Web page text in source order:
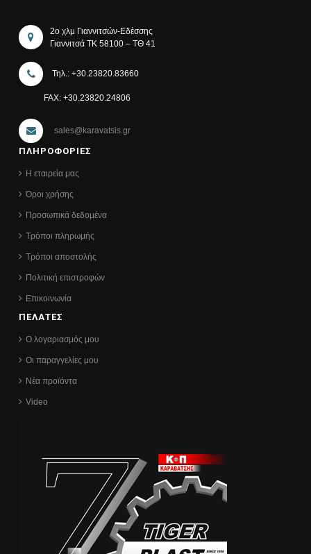
2ο χλμ Γιαννιτσών-Εδέσσης
Γιαννιτσά ΤΚ 58100 – ΤΘ 41
Τηλ.: +30.23820.83660
FAX: +30.23820.24806
sales@karavatsis.gr
ΠΛΗΡΟΦΟΡΙΕΣ
Η εταιρεία μας
Όροι χρήσης
Προσωπικά δεδομένα
Τρόποι πληρωμής
Τρόποι αποστολής
Πολιτική επιστροφών
Επικοινωνία
ΠΕΛΑΤΕΣ
Ο λογαριασμός μου
Οι παραγγελίες μου
Νέα προϊόντα
Video